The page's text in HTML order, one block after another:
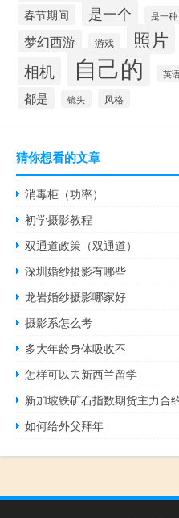
春节期间 是一个 是一种
梦幻西游 游戏 照片
相机 自己的 英
都是
镜头 风格
猜你想看的文章
消毒柜（功率）
初学摄影教程
双通道政策（双通道）
深圳婚纱摄影有哪些
龙岩婚纱摄影哪家好
摄影系怎么考
多大年龄身体吸收不
怎样可以去新西兰留学
新加坡铁矿石指数期货主力合
如何给外父拜年